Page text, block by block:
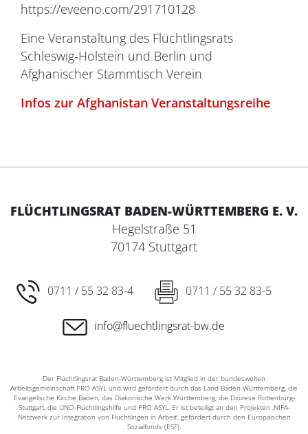
https://eveeno.com/291710128
Eine Veranstaltung des Flüchtlingsrats
Schleswig-Holstein und Berlin und
Afghanischer Stammtisch Verein
Infos zur Afghanistan Veranstaltungsreihe
FLÜCHTLINGSRAT BADEN-WÜRTTEMBERG E. V.
Hegelstraße 51
70174 Stuttgart
0711 / 55 32 83-4 0711 / 55 32 83-5
info@fluechtlingsrat-bw.de
Der Flüchtlingsrat Baden-Württemberg ist Mitglied in der bundesweiten
Arbeitsgemeinschaft PRO ASYL und wird gefördert durch das Land Baden-Württemberg, die
Evangelische Kirche Baden, das Diakonische Werk Württemberg, die Diözese Rottenburg-
Stuttgart, die UNO-Flüchtlingshilfe und PRO ASYL. Er ist beteiligt an den Projekten ‚NIFA-
Netzwerk zur Integration von Flüchtlingen in Arbeit‘, gefördert durch den Europäischen
Sozialfonds (ESF).